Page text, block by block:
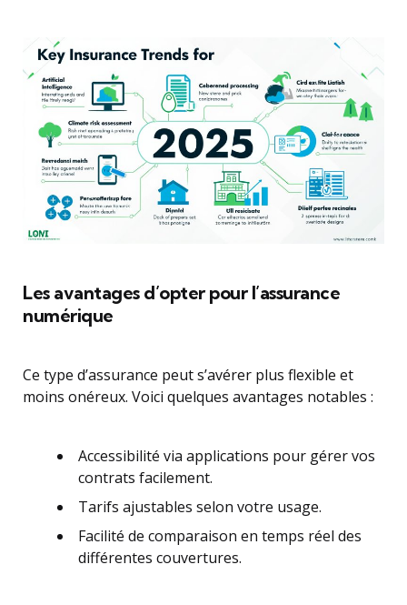
Les avantages d’opter pour l’assurance
numérique
Ce type d’assurance peut s’avérer plus flexible et
moins onéreux. Voici quelques avantages notables :
Accessibilité via applications pour gérer vos
contrats facilement.
Tarifs ajustables selon votre usage.
Facilité de comparaison en temps réel des
différentes couvertures.